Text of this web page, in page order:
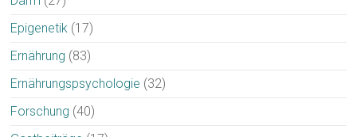
Epigenetik (17)
Ernährung (83)
Ernährungspsychologie (32)
Forschung (40)